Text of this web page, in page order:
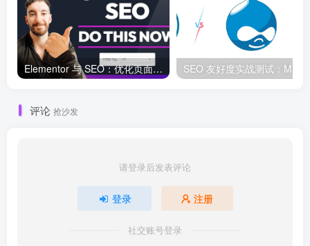
Elementor 与 SEO：优化页面结构和加载速度的最佳实践
评论 抢沙发
请登录后发表评论
登录 注册
社交账号登录